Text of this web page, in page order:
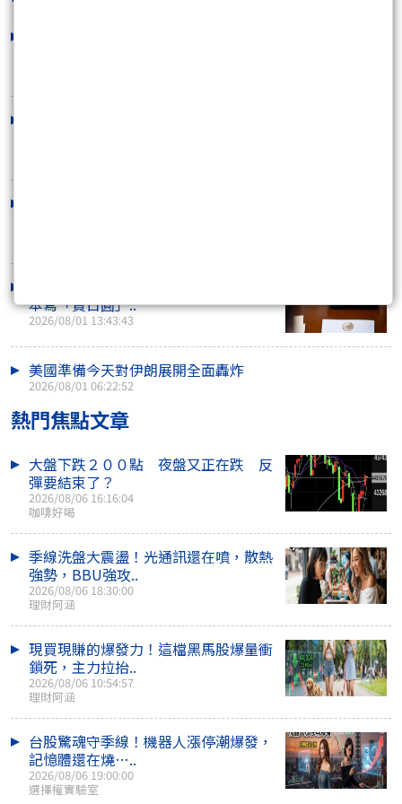
本寫「買日圓」..
2026/08/01 13:43:43
美國準備今天對伊朗展開全面轟炸
2026/08/01 06:22:52
熱門焦點文章
大盤下跌２００點 夜盤又正在跌 反
彈要結束了？
2026/08/06 16:16:04
咖啡好喝
季線洗盤大震盪！光通訊還在噴，散熱
強勢，BBU強攻..
2026/08/06 18:30:00
理財阿涵
現買現賺的爆發力！這檔黑馬股爆量衝
鎖死，主力拉抬..
2026/08/06 10:54:57
理財阿涵
台股驚魂守季線！機器人漲停潮爆發，
記憶體還在燒…..
2026/08/06 19:00:00
選擇權實驗室